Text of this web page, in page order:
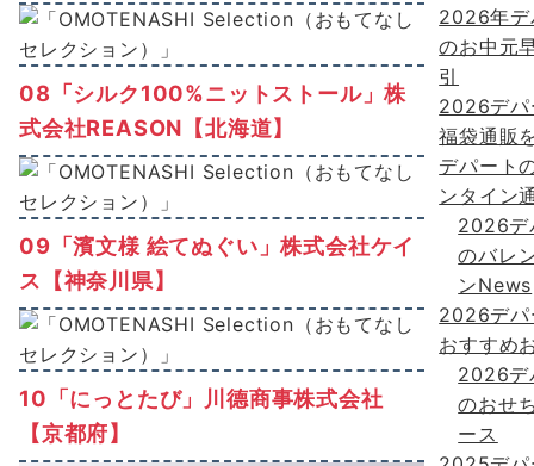
08「シルク100%ニットストール」株
式会社REASON【北海道】
09「濱文様 絵てぬぐい」株式会社ケイ
ス【神奈川県】
10「にっとたび」川德商事株式会社
【京都府】
2026年デ
のお中元
引
2026デパ
福袋通販
デパート
ンタイン
2026デ
のバレ
ンNews
2026デパ
おすすめ
2026デ
のおせ
ース